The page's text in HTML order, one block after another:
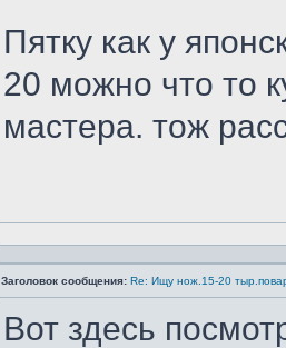
Пятку как у
20 можно что то
мастера. тож
Заголовок сообщения: Re: Ищу нож.15-20
Вот здесь